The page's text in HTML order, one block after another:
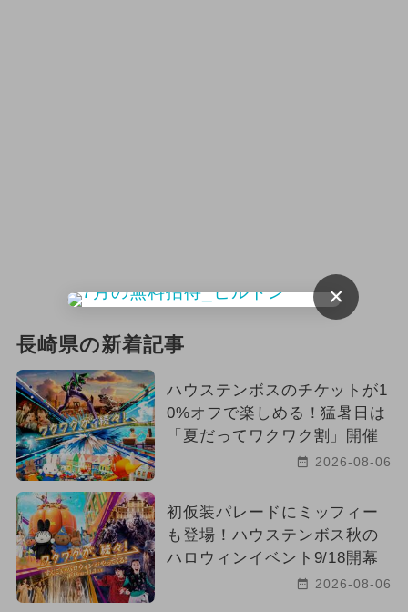
長崎県の新着記事
ハウステンボスのチケットが1
0%オフで楽しめる！猛暑日は
「夏だってワクワク割」開催
2026-08-06
初仮装パレードにミッフィー
も登場！ハウステンボス秋の
ハロウィンイベント9/18開幕
2026-08-06
×